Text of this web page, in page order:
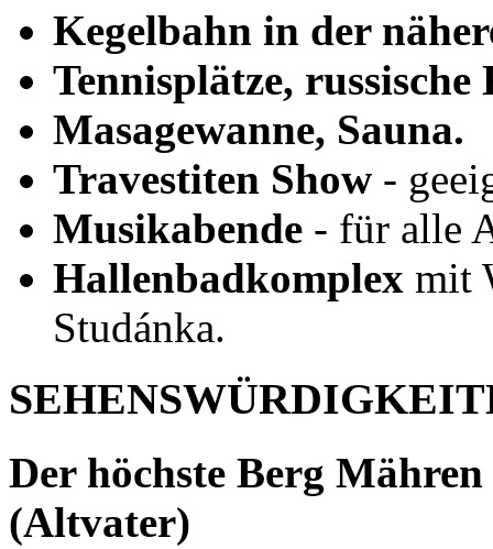
Kegelbahn in der
Tennisplätze, russische
Masagewanne, Sauna.
Travestiten Show -
Musikabende - für alle
Hallenbadkomplex mit
Studánka.
Der höchste Berg
(Altvater)